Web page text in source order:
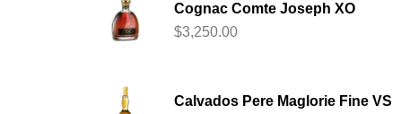
Cognac Comte Joseph XO
$3,250.00
Calvados Pere Maglorie Fine VS